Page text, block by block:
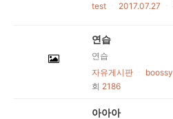
test
2017.07.27
연습
연습
자유게시판
boossy
회 2186
아아아